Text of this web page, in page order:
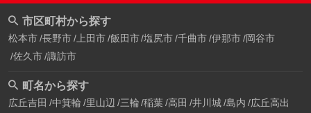
市区町村から探す
松本市 長野市 上田市 飯田市 塩尻市 千曲市 伊那市 岡谷市
佐久市 諏訪市
町名から探す
広丘吉田 中箕輪 里山辺 三輪 稲葉 高田 井川城 島内 広丘高出